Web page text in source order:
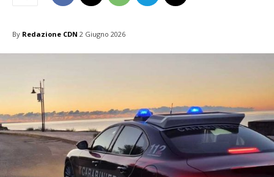
By Redazione CDN 2 Giugno 2026